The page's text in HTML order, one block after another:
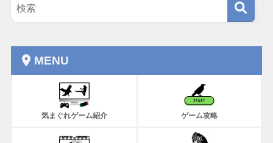
MENU
気まぐれゲーム紹介 ゲーム攻略